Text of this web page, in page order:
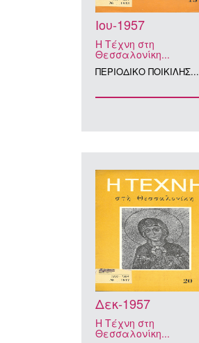
Ιου-1957
Η Τέχνη στη
Θεσσαλονίκη...
ΠΕΡΙΟΔΙΚΟ ΠΟΙΚΙΛΗΣ...
Δεκ-1957
Η Τέχνη στη
Θεσσαλονίκη...